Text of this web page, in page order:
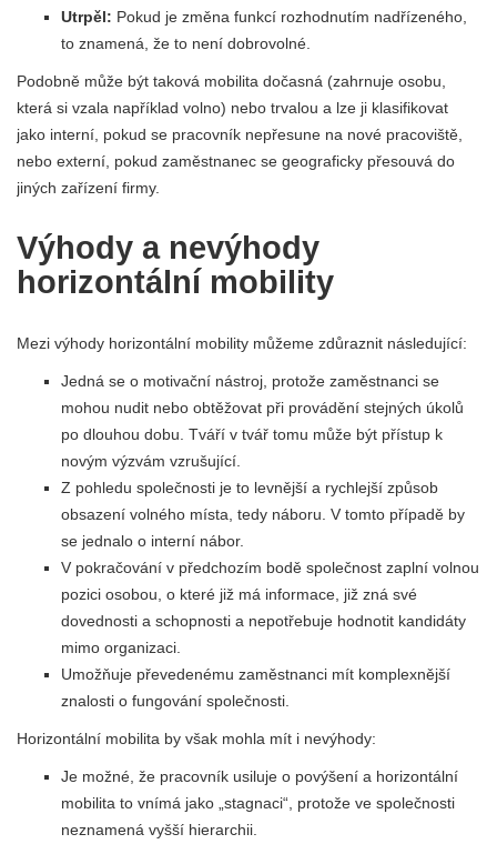
Utrpěl: Pokud je změna funkcí rozhodnutím nadřízeného, ​​
to znamená, že to není dobrovolné.
Podobně může být taková mobilita dočasná (zahrnuje osobu,
která si vzala například volno) nebo trvalou a lze ji klasifikovat
jako interní, pokud se pracovník nepřesune na nové pracoviště,
nebo externí, pokud zaměstnanec se geograficky přesouvá do
jiných zařízení firmy.
Výhody a nevýhody
horizontální mobility
Mezi výhody horizontální mobility můžeme zdůraznit následující:
Jedná se o motivační nástroj, protože zaměstnanci se
mohou nudit nebo obtěžovat při provádění stejných úkolů
po dlouhou dobu. Tváří v tvář tomu může být přístup k
novým výzvám vzrušující.
Z pohledu společnosti je to levnější a rychlejší způsob
obsazení volného místa, tedy náboru. V tomto případě by
se jednalo o interní nábor.
V pokračování v předchozím bodě společnost zaplní volnou
pozici osobou, o které již má informace, již zná své
dovednosti a schopnosti a nepotřebuje hodnotit kandidáty
mimo organizaci.
Umožňuje převedenému zaměstnanci mít komplexnější
znalosti o fungování společnosti.
Horizontální mobilita by však mohla mít i nevýhody:
Je možné, že pracovník usiluje o povýšení a horizontální
mobilita to vnímá jako „stagnaci“, protože ve společnosti
neznamená vyšší hierarchii.